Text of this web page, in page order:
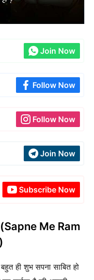
Join Now
Follow Now
Follow Now
Join Now
Subscribe Now
(Sapne Me Ram
ही शुभ सपना साबित हो